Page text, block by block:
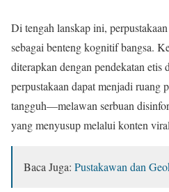
Di tengah lanskap ini,
sebagai benteng kognitif bangsa.
diterapkan dengan pendekatan etis
perpustakaan dapat menjadi ruang
tangguh—melawan serbuan
yang menyusup melalui konten
Baca Juga: Pustakawan dan